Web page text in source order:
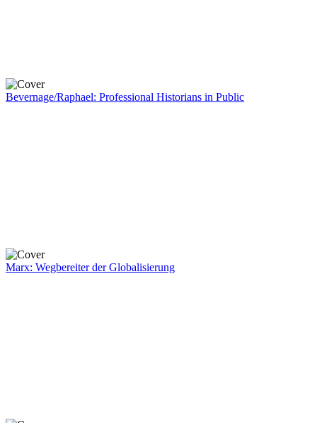
Bevernage/Raphael: Professional Historians in Public
Marx: Wegbereiter der Globalisierung